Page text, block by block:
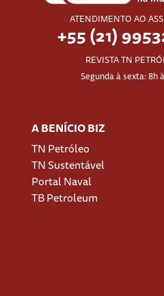
ATENDIMENTO AO
+55 (21)
REVISTA TN
Segunda à sexta: 8h
A BENÍCIO BIZ
TN Petróleo
TN Sustentável
Portal Naval
TB Petroleum